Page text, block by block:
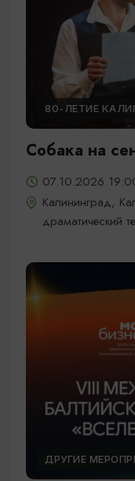
80-ЛЕТИЕ
Собака на
07.10.2026
Калининград,
драматический
ДРУГИЕ